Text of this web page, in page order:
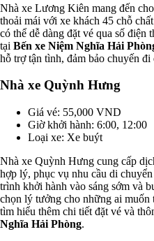
Nhà xe Lương Kiên mang đến
thoải mái với xe khách 45 chỗ
có thể dễ dàng đặt vé qua số điện
tại Bến xe Niệm Nghĩa Hải
hỗ trợ tận tình, đảm bảo chuyến đi
Nhà xe Quỳnh Hưng
Giá vé: 55,000 VND
Giờ khởi hành: 6:00, 12:00
Loại xe: Xe buýt
Nhà xe Quỳnh Hưng cung cấp
hợp lý, phục vụ nhu cầu di
trình khởi hành vào sáng sớm và
chọn lý tưởng cho những ai
tìm hiểu thêm chi tiết đặt vé và
Nghĩa Hải Phòng.